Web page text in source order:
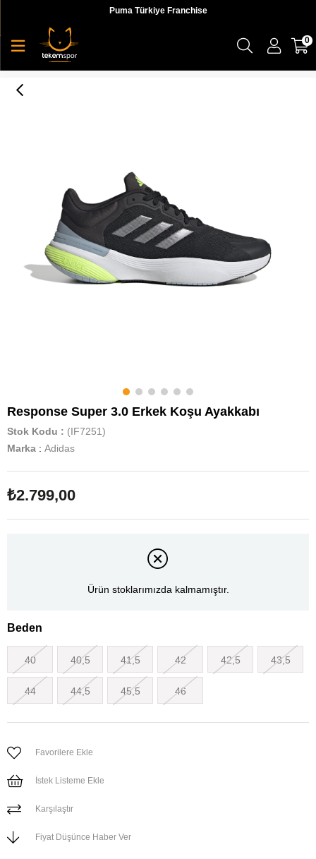
Puma Türkiye Franchise
0
Response Super 3.0 Erkek Koşu Ayakkabı
Stok Kodu
(IF7251)
Marka : Adidas
₺2.799,00
Ürün stoklarımızda kalmamıştır.
Beden
40 40,5 41,5 42 42,5 43,5
44 44,5 45,5 46
Favorilere Ekle
İstek Listeme Ekle
Karşılaştır
Fiyat Düşünce Haber Ver